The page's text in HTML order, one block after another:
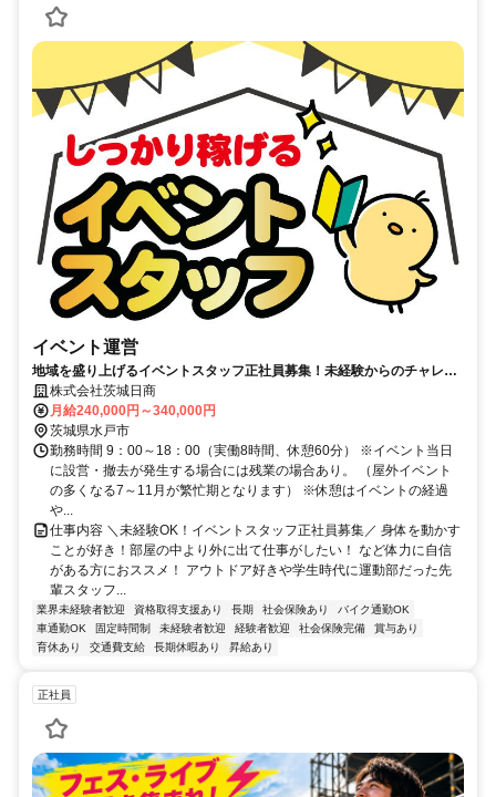
イベント運営
地域を盛り上げるイベントスタッフ正社員募集！未経験からのチャレン
ジもOKです！
株式会社茨城日商
月給240,000円～340,000円
茨城県水戸市
勤務時間 9：00～18：00（実働8時間、休憩60分） ※イベント当日
に設営・撤去が発生する場合には残業の場合あり。 （屋外イベント
の多くなる7～11月が繁忙期となります） ※休憩はイベントの経過
や...
仕事内容 ＼未経験OK！イベントスタッフ正社員募集／ 身体を動かす
ことが好き！部屋の中より外に出て仕事がしたい！ など体力に自信
がある方におススメ！ アウトドア好きや学生時代に運動部だった先
輩スタッフ...
業界未経験者歓迎 資格取得支援あり 長期 社会保険あり
バイク通勤OK
車通勤OK
固定時間制 未経験者歓迎 経験者歓迎 社会保険完備
賞与あり
育休あり
交通費支給 長期休暇あり 昇給あり
正社員